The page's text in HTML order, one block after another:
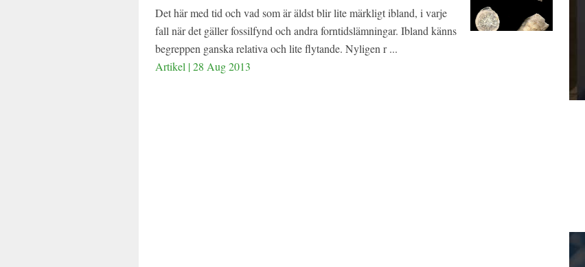
Det här med tid och vad som är äldst blir lite märkligt ibland, i varje
fall när det gäller fossilfynd och andra forntidslämningar. Ibland känns
begreppen ganska relativa och lite flytande. Nyligen r ...
Artikel | 28 Aug 2013